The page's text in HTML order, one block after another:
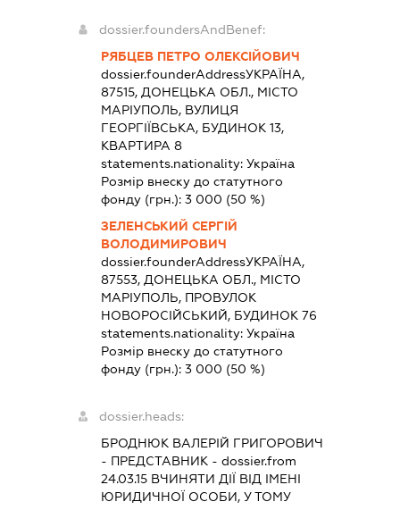
dossier.foundersAndBenef:
РЯБЦЕВ ПЕТРО ОЛЕКСІЙОВИЧ
dossier.founderAddressУКРАЇНА,
87515, ДОНЕЦЬКА ОБЛ., МІСТО
МАРІУПОЛЬ, ВУЛИЦЯ
ГЕОРГІЇВСЬКА, БУДИНОК 13,
КВАРТИРА 8
statements.nationality:Україна
Розмір внеску до статутного
фонду (грн.):3 000 (50 %)
ЗЕЛЕНСЬКИЙ СЕРГІЙ
ВОЛОДИМИРОВИЧ
dossier.founderAddressУКРАЇНА,
87553, ДОНЕЦЬКА ОБЛ., МІСТО
МАРІУПОЛЬ, ПРОВУЛОК
НОВОРОСІЙСЬКИЙ, БУДИНОК 76
statements.nationality:Україна
Розмір внеску до статутного
фонду (грн.):3 000 (50 %)
dossier.heads:
БРОДНЮК ВАЛЕРІЙ ГРИГОРОВИЧ
- ПРЕДСТАВНИК - dossier.from
24.03.15 ВЧИНЯТИ ДІЇ ВІД ІМЕНІ
ЮРИДИЧНОЇ ОСОБИ, У ТОМУ